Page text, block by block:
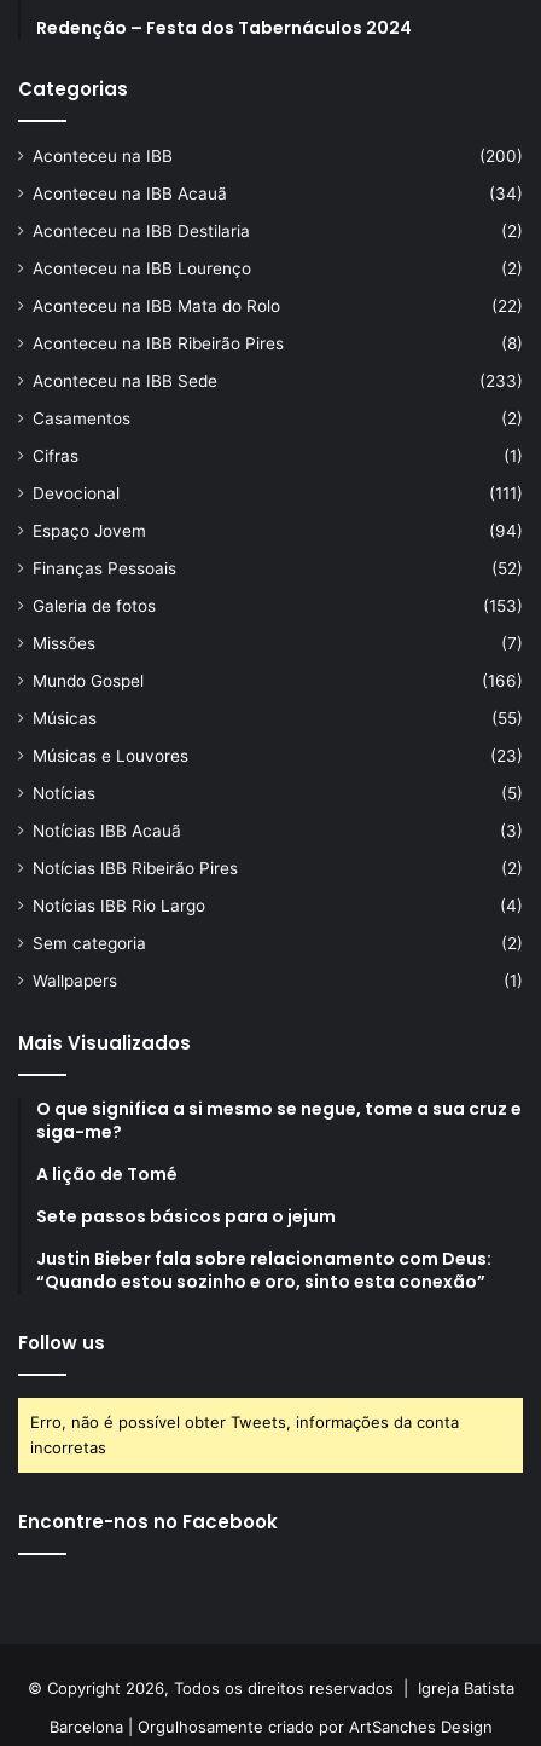
Redenção – Festa dos Tabernáculos 2024
Categorias
Aconteceu na IBB
(200)
Aconteceu na IBB Acauã
(34)
Aconteceu na IBB Destilaria
(2)
Aconteceu na IBB Lourenço
(2)
Aconteceu na IBB Mata do Rolo
(22)
Aconteceu na IBB Ribeirão Pires
(8)
Aconteceu na IBB Sede
(233)
Casamentos
(2)
Cifras
(1)
Devocional
(111)
Espaço Jovem
(94)
Finanças Pessoais
(52)
Galeria de fotos
(153)
Missões
(7)
Mundo Gospel
(166)
Músicas
(55)
Músicas e Louvores
(23)
Notícias
(5)
Notícias IBB Acauã
(3)
Notícias IBB Ribeirão Pires
(2)
Notícias IBB Rio Largo
(4)
Sem categoria
(2)
Wallpapers
(1)
Mais Visualizados
O que significa a si mesmo se negue, tome a sua cruz e
siga-me?
A lição de Tomé
Sete passos básicos para o jejum
Justin Bieber fala sobre relacionamento com Deus:
“Quando estou sozinho e oro, sinto esta conexão”
Follow us
Erro, não é possível obter Tweets, informações da conta
incorretas
Encontre-nos no Facebook
© Copyright 2026, Todos os direitos reservados | Igreja Batista
Barcelona| Orgulhosamente criado por ArtSanches Design